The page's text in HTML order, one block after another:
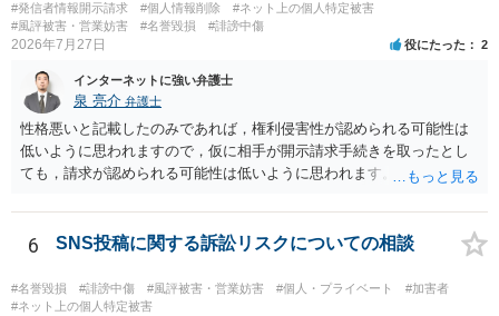
#発信者情報開示請求 #個人情報削除
#ネット上の個人特定被害
#風評被害・営業妨害
#名誉毀損 #誹謗中傷
2026年7月27日 役にたった 2
インターネットに強い弁護士
泉 亮介 弁護士
性格悪いと記載したのみであれば，権利侵害性が認められる可能性は
低いように思われますので，仮に相手が開示請求手続きを取ったとし
ても，請求が認められる可能性は低いように思われます。
6 SNS投稿に関する訴訟リスクについての相談
#名誉毀損 #誹謗中傷 #風評被害・営業妨害 #個人・プライベート
#加害者
#ネット上の個人特定被害